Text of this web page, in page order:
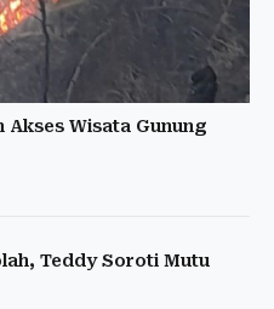
Akses Wisata Gunung
Teddy Soroti Mutu